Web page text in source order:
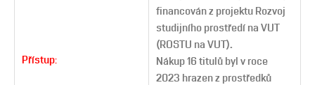
Přístup:
financován z projektu Rozvoj
studijního prostředí na VUT
(ROSTU na VUT).
Nákup 16 titulů byl v roce
2023 hrazen z prostředků